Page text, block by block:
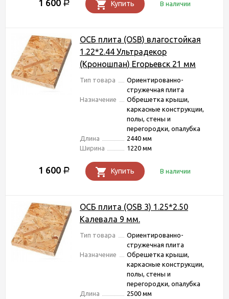
1 600 Р Купить В наличии
ОСБ плита (OSB) влагостойкая
1.22*2.44 Ультрадекор
(Кроношпан) Егорьевск 21 мм
Тип товара
Ориентированно-
стружечная плита
Назначение
Обрешетка крыши,
каркасные конструкции,
полы, стены и
перегородки, опалубка
Длина
2440 мм
Ширина
1220 мм
1 600 Р Купить В наличии
ОСБ плита (OSB 3) 1.25*2.50
Калевала 9 мм.
Тип товара
Ориентированно-
стружечная плита
Назначение
Обрешетка крыши,
каркасные конструкции,
полы, стены и
перегородки, опалубка
Длина
2500 мм